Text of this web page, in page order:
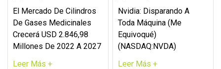
El Mercado De Cilindros
De Gases Medicinales
Crecerá USD 2.846,98
Millones De 2022 A 2027
Leer Más +
Nvidia: Disparando A
Toda Máquina (me
Equivoqué)
(NASDAQ:NVDA)
Leer Más +